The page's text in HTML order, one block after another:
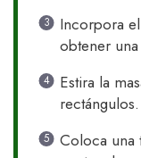
Incorpora
obtener
Estira la
rectángulos.
Coloca una